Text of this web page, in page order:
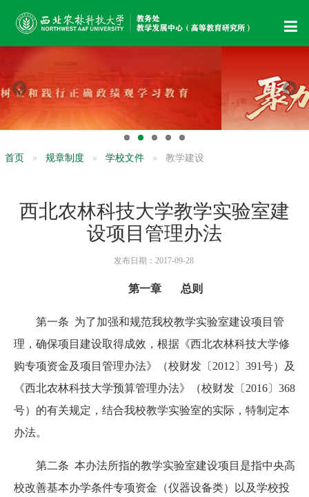
首页 规章制度 学校文件 教学建设
西北农林科技大学教学实验室建
设项目管理办法
发布日期：2017-09-28
第一章 总则
第一条 为了加强和规范我校教学实验室建设项目管
理，确保项目建设取得成效，根据《西北农林科技大学修
购专项资金及项目管理办法》（校财发〔2012〕391号）及
《西北农林科技大学预算管理办法》（校财发〔2016〕368
号）的有关规定，结合我校教学实验室的实际，特制定本
办法。
第二条 本办法所指的教学实验室建设项目是指中央高
校改善基本办学条件专项资金（仪器设备类）以及学校投